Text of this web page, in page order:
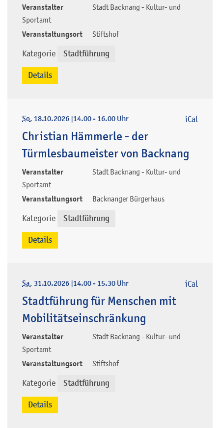
Veranstalter
Stadt Backnang - Kultur- und
Sportamt
Veranstaltungsort Stiftshof
Kategorie Stadtführung
Details
So, 18.10.2026 |14.00 - 16.00 Uhr
Christian Hämmerle - der
Türmlesbaumeister von Backnang
Veranstalter
Stadt Backnang - Kultur- und
Sportamt
Veranstaltungsort Backnanger Bürgerhaus
Kategorie Stadtführung
iCal
Details
Sa, 31.10.2026 |14.00 - 15.30 Uhr
Stadtführung für Menschen mit
Mobilitätseinschränkung
Veranstalter
Stadt Backnang - Kultur- und
Sportamt
Veranstaltungsort Stiftshof
Kategorie Stadtführung
iCal
Details